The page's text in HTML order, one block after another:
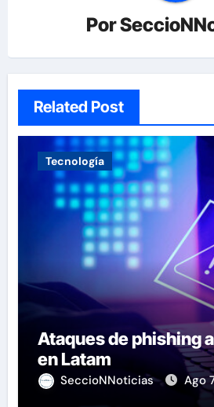
Por
Related Post
Tecnología
Ataques de phishing
en Latam
SeccioNNoticias Ago